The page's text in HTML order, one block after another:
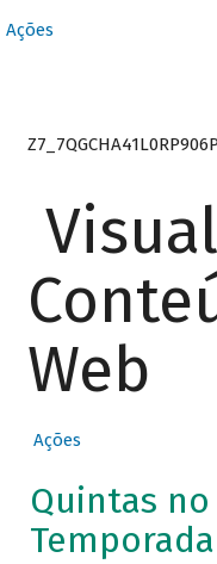
Ações
Web
Ações
Quintas no